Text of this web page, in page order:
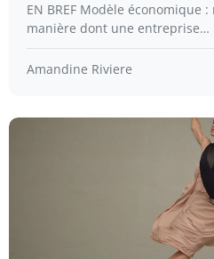
EN BREF Modèle économique
manière dont une entreprise…
Amandine Riviere